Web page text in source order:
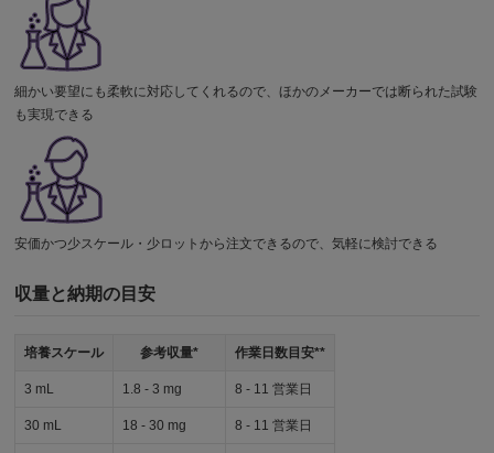
細かい要望にも柔軟に対応してくれるので、ほかのメーカーでは断られた試験
も実現できる
安価かつ少スケール・少ロットから注文できるので、気軽に検討できる
収量と納期の目安
培養スケール 参考収量* 作業日数目安**
3 mL 1.8 - 3 mg 8 - 11 営業日
30 mL 18 - 30 mg 8 - 11 営業日